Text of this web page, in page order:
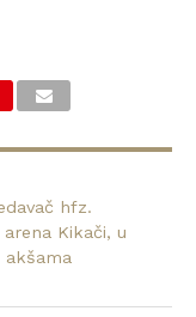
hfz.
Kikači, u
akšama